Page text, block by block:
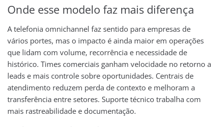
Onde esse modelo faz mais diferença
A telefonia omnichannel faz sentido para empresas de
vários portes, mas o impacto é ainda maior em operações
que lidam com volume, recorrência e necessidade de
histórico. Times comerciais ganham velocidade no retorno a
leads e mais controle sobre oportunidades. Centrais de
atendimento reduzem perda de contexto e melhoram a
transferência entre setores. Suporte técnico trabalha com
mais rastreabilidade e documentação.